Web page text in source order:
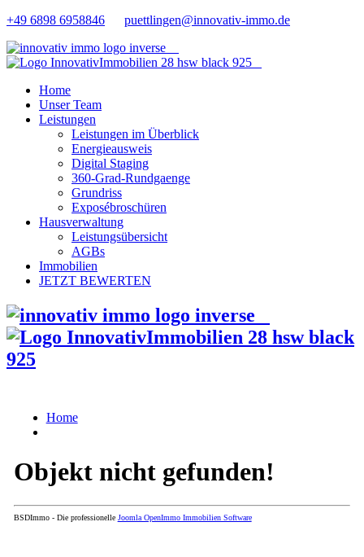
+49 6898 6958846 puettlingen@innovativ-immo.de
Home
Unser Team
Leistungen
Leistungen im Überblick
Energieausweis
Digital Staging
360-Grad-Rundgaenge
Grundriss
Exposébroschüren
Hausverwaltung
Leistungsübersicht
AGBs
Immobilien
JETZT BEWERTEN
Home
Objekt nicht gefunden!
BSDImmo - Die professionelle Joomla OpenImmo Immobilien Software